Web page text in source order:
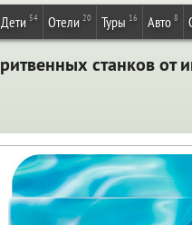
Дети 54 Отели 20 Туры 16 Авто 8
станков от